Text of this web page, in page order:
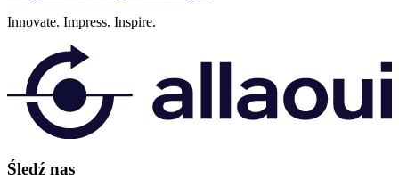
Innovate. Impress. Inspire.
Śledź nas